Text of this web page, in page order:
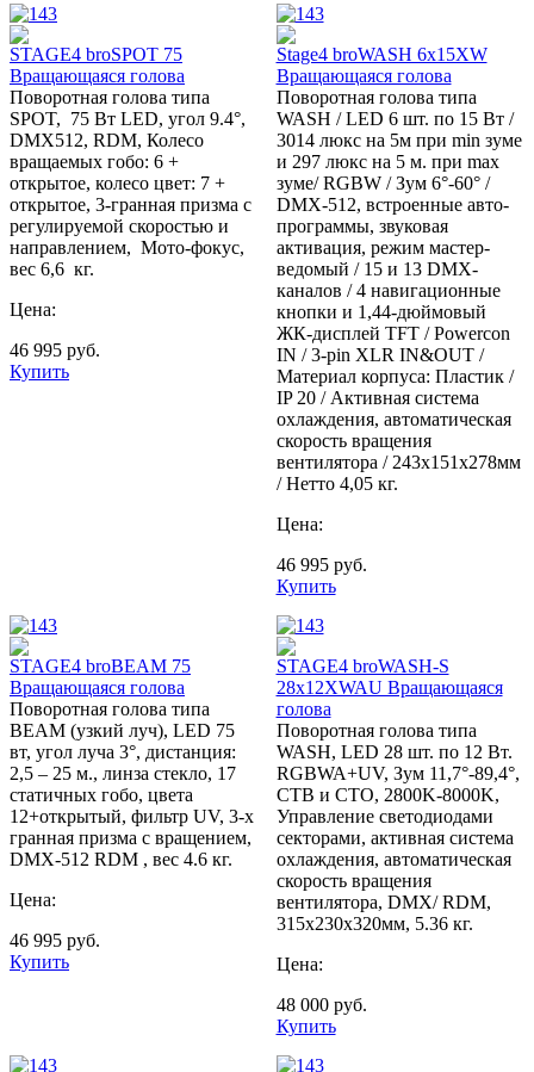
STAGE4 broSPOT 75
Вращающаяся голова
Поворотная голова типа
SPOT, 75 Вт LED, угол 9.4°,
DMX512, RDM, Колесо
вращаемых гобо: 6 +
открытое, колесо цвет: 7 +
открытое, 3-гранная призма с
регулируемой скоростью и
направлением, Мото-фокус,
вес 6,6 кг.
Цена:
46 995 руб.
Купить
Stage4 broWASH 6x15XW
Вращающаяся голова
Поворотная голова типа
WASH / LED 6 шт. по 15 Вт /
3014 люкс на 5м при min зуме
и 297 люкс на 5 м. при max
зуме/ RGBW / Зум 6°-60° /
DMX-512, встроенные авто-
программы, звуковая
активация, режим мастер-
ведомый / 15 и 13 DMX-
каналов / 4 навигационные
кнопки и 1,44-дюймовый
ЖК-дисплей TFT / Powercon
IN / 3-pin XLR IN&OUT /
Материал корпуса: Пластик /
IP 20 / Активная система
охлаждения, автоматическая
скорость вращения
вентилятора / 243х151х278мм
/ Нетто 4,05 кг.
Цена:
46 995 руб.
Купить
STAGE4 broBEAM 75
Вращающаяся голова
Поворотная голова типа
BEAM (узкий луч), LED 75
вт, угол луча 3°, дистанция:
2,5 – 25 м., линза стекло, 17
статичных гобо, цвета
12+открытый, фильтр UV, 3-х
гранная призма с вращением,
DMX-512 RDM , вес 4.6 кг.
Цена:
46 995 руб.
Купить
STAGE4 broWASH-S
28x12XWAU Вращающаяся
голова
Поворотная голова типа
WASH, LED 28 шт. по 12 Вт.
RGBWA+UV, Зум 11,7°-89,4°,
CTB и CTO, 2800K-8000K,
Управление светодиодами
секторами, активная система
охлаждения, автоматическая
скорость вращения
вентилятора, DMX/ RDM,
315х230х320мм, 5.36 кг.
Цена:
48 000 руб.
Купить